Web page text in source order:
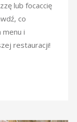
lub focaccię
co
menu i
restauracji!